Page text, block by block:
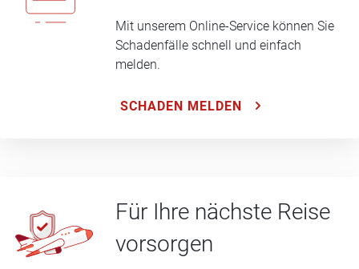
Mit unserem Online-Service können Sie
Schadenfälle schnell und einfach
melden.
SCHADEN MELDEN
Für Ihre nächste Reise
vorsorgen